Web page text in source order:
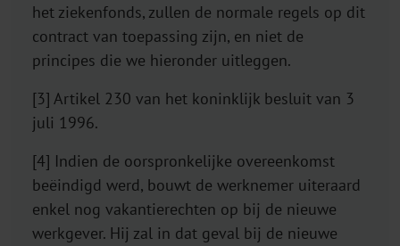
het ziekenfonds, zullen de normale regels op dit
contract van toepassing zijn, en niet de
principes die we hieronder uitleggen.
[3] Artikel 230 van het koninklijk besluit van 3
juli 1996.
[4] Indien de oorspronkelijke overeenkomst
beëindigd werd, bouwt de werknemer uiteraard
enkel nog vakantierechten op bij de nieuwe
werkgever. Hij zal in dat geval bij de nieuwe